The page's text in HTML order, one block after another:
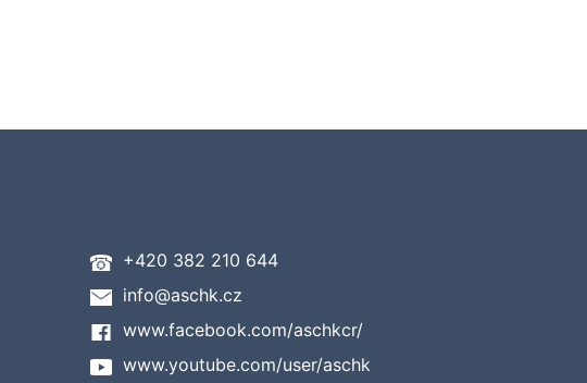
+420 382 210 644
info@aschk.cz
www.facebook.com/aschkcr/
www.youtube.com/user/aschk